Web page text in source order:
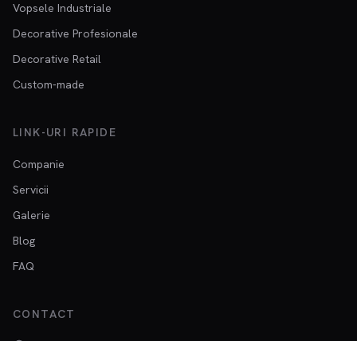
Vopsele Industriale
Decorative Profesionale
Decorative Retail
Custom-made
LINK-URI RAPIDE
Companie
Servicii
Galerie
Blog
FAQ
CONTACT